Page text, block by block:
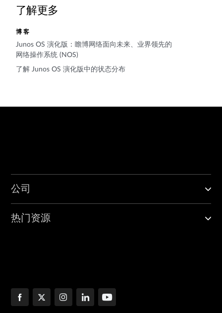
了解更多
博客
Junos OS 演化版：瞻博网络面向未来、业界领先的
网络操作系统 (NOS)
了解 Junos OS 演化版中的状态分布
公司
热门资源